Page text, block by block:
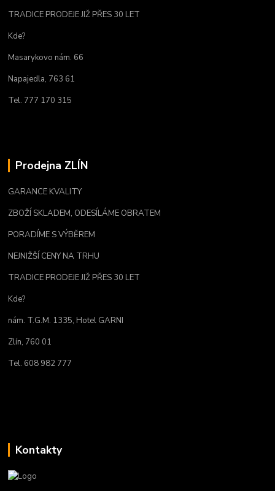
TRADICE PRODEJE JIŽ PŘES 30 LET
Kde?
Masarykovo nám. 66
Napajedla, 763 61
Tel. 777 170 315
Prodejna ZLÍN
GARANCE KVALITY
ZBOŽÍ SKLADEM, ODESÍLÁME OBRATEM
PORADÍME S VÝBĚREM
NEJNIŽŠÍ CENY NA TRHU
TRADICE PRODEJE JIŽ PŘES 30 LET
Kde?
nám. T.G.M. 1335, Hotel GARNI
Zlín, 760 01
Tel. 608 982 777
Kontakty